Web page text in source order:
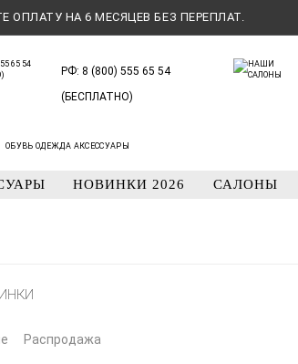
НА 6 МЕСЯЦЕВ БЕЗ ПЕРЕПЛАТ.
РФ: 8 (800) 555 65 54
(БЕСПЛАТНО)
ОБУВЬ ОДЕЖДА АКСЕССУАРЫ
НОВИНКИ 2026 САЛОНЫ
Распродажа